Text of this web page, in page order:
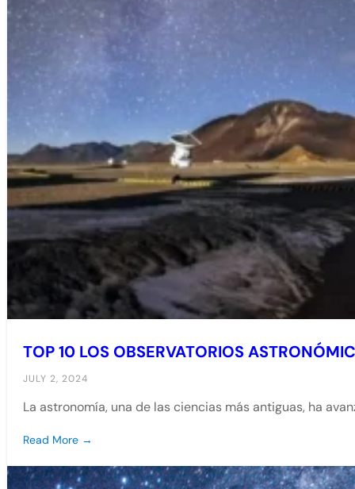
TOP 10 LOS OBSERVATORIOS
JULY 2, 2024
La astronomía, una de las ciencias más antiguas, ha
Read More →